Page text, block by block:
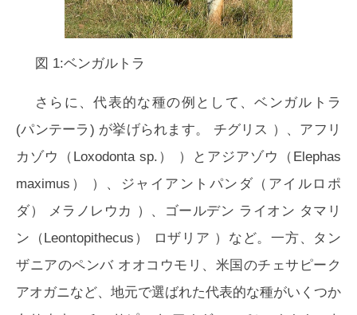
図 1:ベンガルトラ
さらに、代表的な種の例として、ベンガルトラ
(パンテーラ ) が挙げられます。 チグリス ）、アフリ
カゾウ（ Loxodonta sp. ） ）とアジアゾウ（ Elephas
maximus ） ）、ジャイアントパンダ（ アイルロポ
ダ） メラノレウカ ）、ゴールデン ライオン タマリ
ン（Leontopithecus ） ロザリア ）など。一方、タン
ザニアのペンバ オオコウモリ、米国のチェサピーク
アオガニなど、地元で選ばれた代表的な種がいくつか